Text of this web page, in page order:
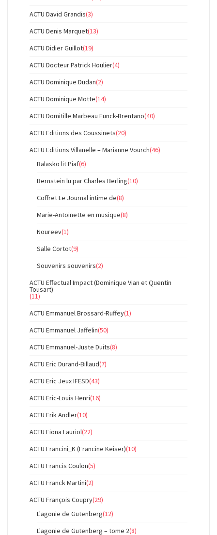
ACTU David Grandis(3)
ACTU Denis Marquet(13)
ACTU Didier Guillot(19)
ACTU Docteur Patrick Houlier(4)
ACTU Dominique Dudan(2)
ACTU Dominique Motte(14)
ACTU Domitille Marbeau Funck-Brentano(40)
ACTU Editions des Coussinets(20)
ACTU Editions Villanelle – Marianne Vourch(46)
Balasko lit Piaf(6)
Bernstein lu par Charles Berling(10)
Coffret Le Journal intime de(8)
Marie-Antoinette en musique(8)
Noureev(1)
Salle Cortot(9)
Souvenirs souvenirs(2)
ACTU Effectual Impact (Dominique Vian et Quentin
Tousart)
(11)
ACTU Emmanuel Brossard-Ruffey(1)
ACTU Emmanuel Jaffelin(50)
ACTU Emmanuel-Juste Duits(8)
ACTU Eric Durand-Billaud(7)
ACTU Eric Jeux IFESD(43)
ACTU Eric-Louis Henri(16)
ACTU Erik Andler(10)
ACTU Fiona Lauriol(22)
ACTU Francini_K (Francine Keiser)(10)
ACTU Francis Coulon(5)
ACTU Franck Martini(2)
ACTU François Coupry(29)
L'agonie de Gutenberg(12)
L'agonie de Gutenberg – tome 2(8)